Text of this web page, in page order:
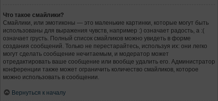
Что такое смайлики?
Смайлики, или эмотиконы — это маленькие картинки, которые могут быть
использованы для выражения чувств, например :) означает радость, а :(
означает грусть. Полный список смайликов можно увидеть в форме
создания сообщений. Только не перестарайтесь, используя их: они легко
могут сделать сообщение нечитаемым, и модератор может
отредактировать ваше сообщение или вообще удалить его. Администратор
конференции также может ограничить количество смайликов, которое
можно использовать в сообщении.
Вернуться к началу